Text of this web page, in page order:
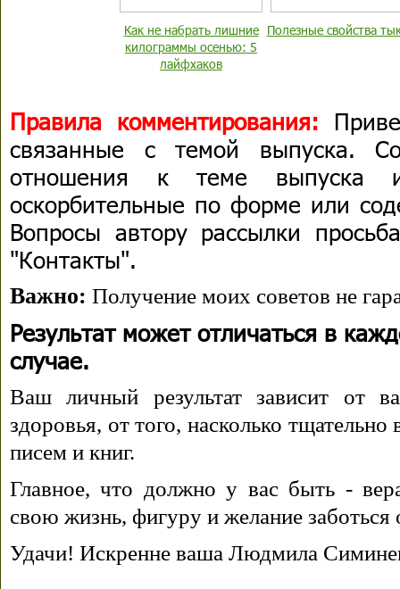
Как не набрать лишние
килограммы осенью: 5
лайфхаков
Полезные свойства
Правила комментирования:
связанные с темой выпуска.
отношения к теме выпуска
оскорбительные по форме или
Вопросы автору рассылки
"Контакты".
Важно: Получение моих советов не
Результат может отличаться в
случае.
Ваш личный результат зависит от
здоровья, от того, насколько
писем и книг.
Главное, что должно у вас быть -
свою жизнь, фигуру и желание заботься
Удачи! Искренне ваша Людмила